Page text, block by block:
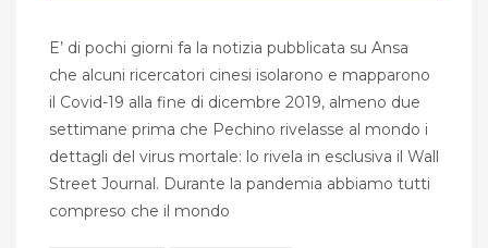
E’ di pochi giorni fa la notizia pubblicata su Ansa
che alcuni ricercatori cinesi isolarono e mapparono
il Covid-19 alla fine di dicembre 2019, almeno due
settimane prima che Pechino rivelasse al mondo i
dettagli del virus mortale: lo rivela in esclusiva il Wall
Street Journal. Durante la pandemia abbiamo tutti
compreso che il mondo